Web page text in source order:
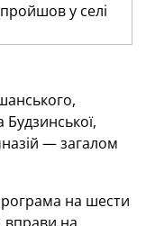
Будзинської,
— загалом
на шести